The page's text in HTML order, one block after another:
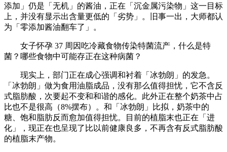
添加」仍是「无机」的酱油，正在「沉金属污染物」这一目标
上，并没有显示出含量更低的「劣势」。旧事一出，大师都认
为「零添加酱油翻车了」。
女子怀孕 37 周因吃冷藏食物传染特菌流产，什么是特
菌？哪些食物中可能存正在这种病菌？
现实上，部门正在成心强调和衬着「冰勃朗」的发急。
「冰勃朗」做为食用油脂成品，没有那么值得担忧，它不含反
式脂肪酸，次要起不变和和谐的感化。此外正在整个奶茶中占
比也不是很高（8%摆布）。和「冰勃朗」比拟，奶茶中的
糖、饱和脂肪反而愈加值得担忧。目前的植脂末也正在「进
化」，现正在也呈现了比以前健康良多，不再含有反式脂肪酸
的植脂末产物。